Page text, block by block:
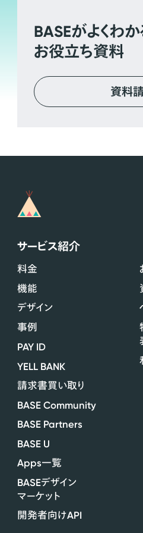
BASEがよくわか
お役立ち資料
資料
サービス紹介
料金
機能
デザイン
事例
PAY ID
YELL BANK
請求書買い取り
BASE Community
BASE Partners
BASE U
Apps一覧
BASEデザイン
マーケット
開発者向けAPI